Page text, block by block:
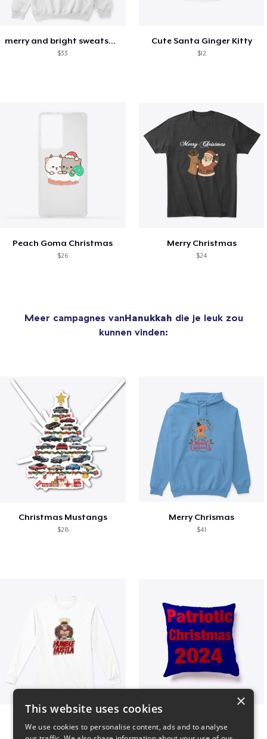
merry and bright sweatshirt christmas
$33
Cute Santa Ginger Kitty
$12
Peach Goma Christmas
$26
Merry Christmas
$24
Meer campagnes vanHanukkah die je leuk zou
kunnen vinden:
Christmas Mustangs
$28
Merry Chrismas
$41
$31 $29
×
This website uses cookies
We use cookies to personalise content, ads and to analyse